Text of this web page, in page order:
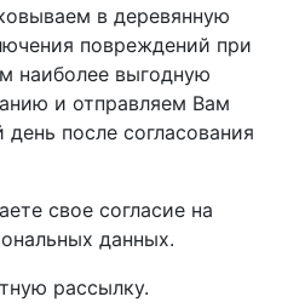
в деревянную
повреждений при
наиболее выгодную
и отправляем Вам
после согласования
свое согласие на
данных.
рассылку.